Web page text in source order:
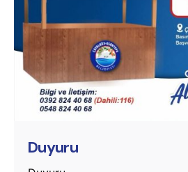
Posted by
murat.sozuak
Duyuru